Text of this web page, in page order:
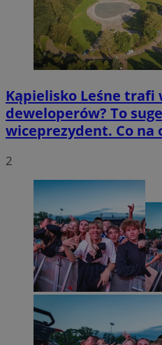
Kąpielisko Leśne trafi
deweloperów? To
wiceprezydent. Co na
2